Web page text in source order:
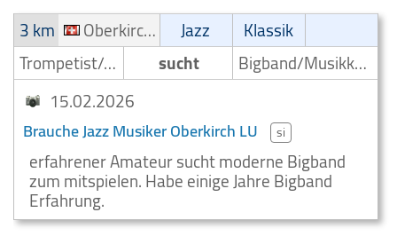
3 km
Oberkirch LU Jazz
Klassik
Trompetist/Trompeter
sucht
Bigband/Musikkapelle
15.02.2026
Brauche Jazz Musiker Oberkirch LU si
erfahrener Amateur sucht moderne Bigband
zum mitspielen. Habe einige Jahre Bigband
Erfahrung.